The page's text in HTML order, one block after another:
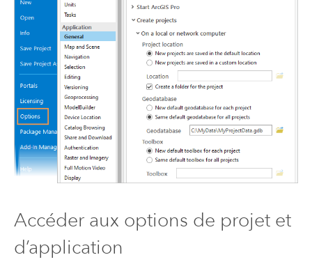
Accéder aux options de projet et
d’application